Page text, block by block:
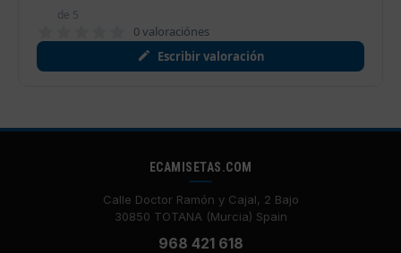
de 5
0 valoraciónes
Escribir valoración
ECAMISETAS.COM
Calle Doctor Ramón y Cajal, 2 Bajo
30850 TOTANA (Murcia) Spain
968 421 618